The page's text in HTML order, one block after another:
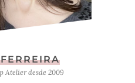
Atelier desde 2009